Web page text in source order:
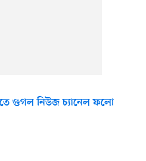
গুগল নিউজ চ্যানেল ফলো